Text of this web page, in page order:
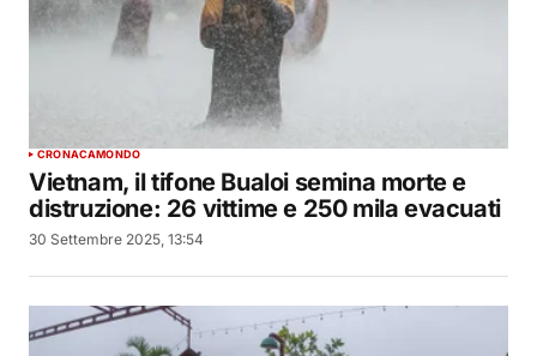
CRONACAMONDO
Vietnam, il tifone Bualoi semina morte e
distruzione: 26 vittime e 250 mila evacuati
30 Settembre 2025, 13:54